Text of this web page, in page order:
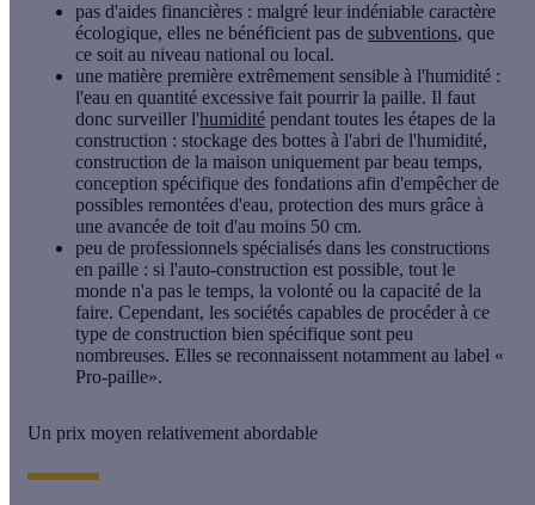
pas d'aides financières : malgré leur indéniable caractère
écologique, elles ne bénéficient pas de subventions, que
ce soit au niveau national ou local.
une matière première extrêmement sensible à l'humidité :
l'eau en quantité excessive fait pourrir la paille. Il faut
donc surveiller l'humidité pendant toutes les étapes de la
construction : stockage des bottes à l'abri de l'humidité,
construction de la maison uniquement par beau temps,
conception spécifique des fondations afin d'empêcher de
possibles remontées d'eau, protection des murs grâce à
une avancée de toit d'au moins 50 cm.
peu de professionnels spécialisés dans les constructions
en paille : si l'auto-construction est possible, tout le
monde n'a pas le temps, la volonté ou la capacité de la
faire. Cependant, les sociétés capables de procéder à ce
type de construction bien spécifique sont peu
nombreuses. Elles se reconnaissent notamment au label «
Pro-paille».
Un prix moyen relativement abordable